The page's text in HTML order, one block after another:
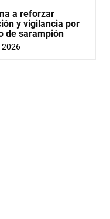
a reforzar
y vigilancia por
de sarampión
2026